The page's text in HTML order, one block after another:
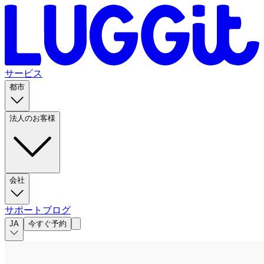
サービス
都市
法人のお客様
会社
サポート ブログ
JA 今すぐ予約